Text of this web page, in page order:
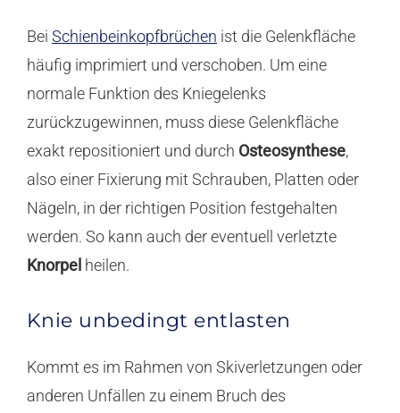
Bei Schienbeinkopfbrüchen ist die Gelenkfläche
häufig imprimiert und verschoben. Um eine
normale Funktion des Kniegelenks
zurückzugewinnen, muss diese Gelenkfläche
exakt repositioniert und durch Osteosynthese,
also einer Fixierung mit Schrauben, Platten oder
Nägeln, in der richtigen Position festgehalten
werden. So kann auch der eventuell verletzte
Knorpelheilen.
Knie unbedingt entlasten
Kommt es im Rahmen von Skiverletzungen oder
anderen Unfällen zu einem Bruch des